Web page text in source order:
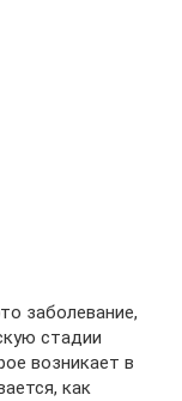
заболевание,
стадии
возникает в
как